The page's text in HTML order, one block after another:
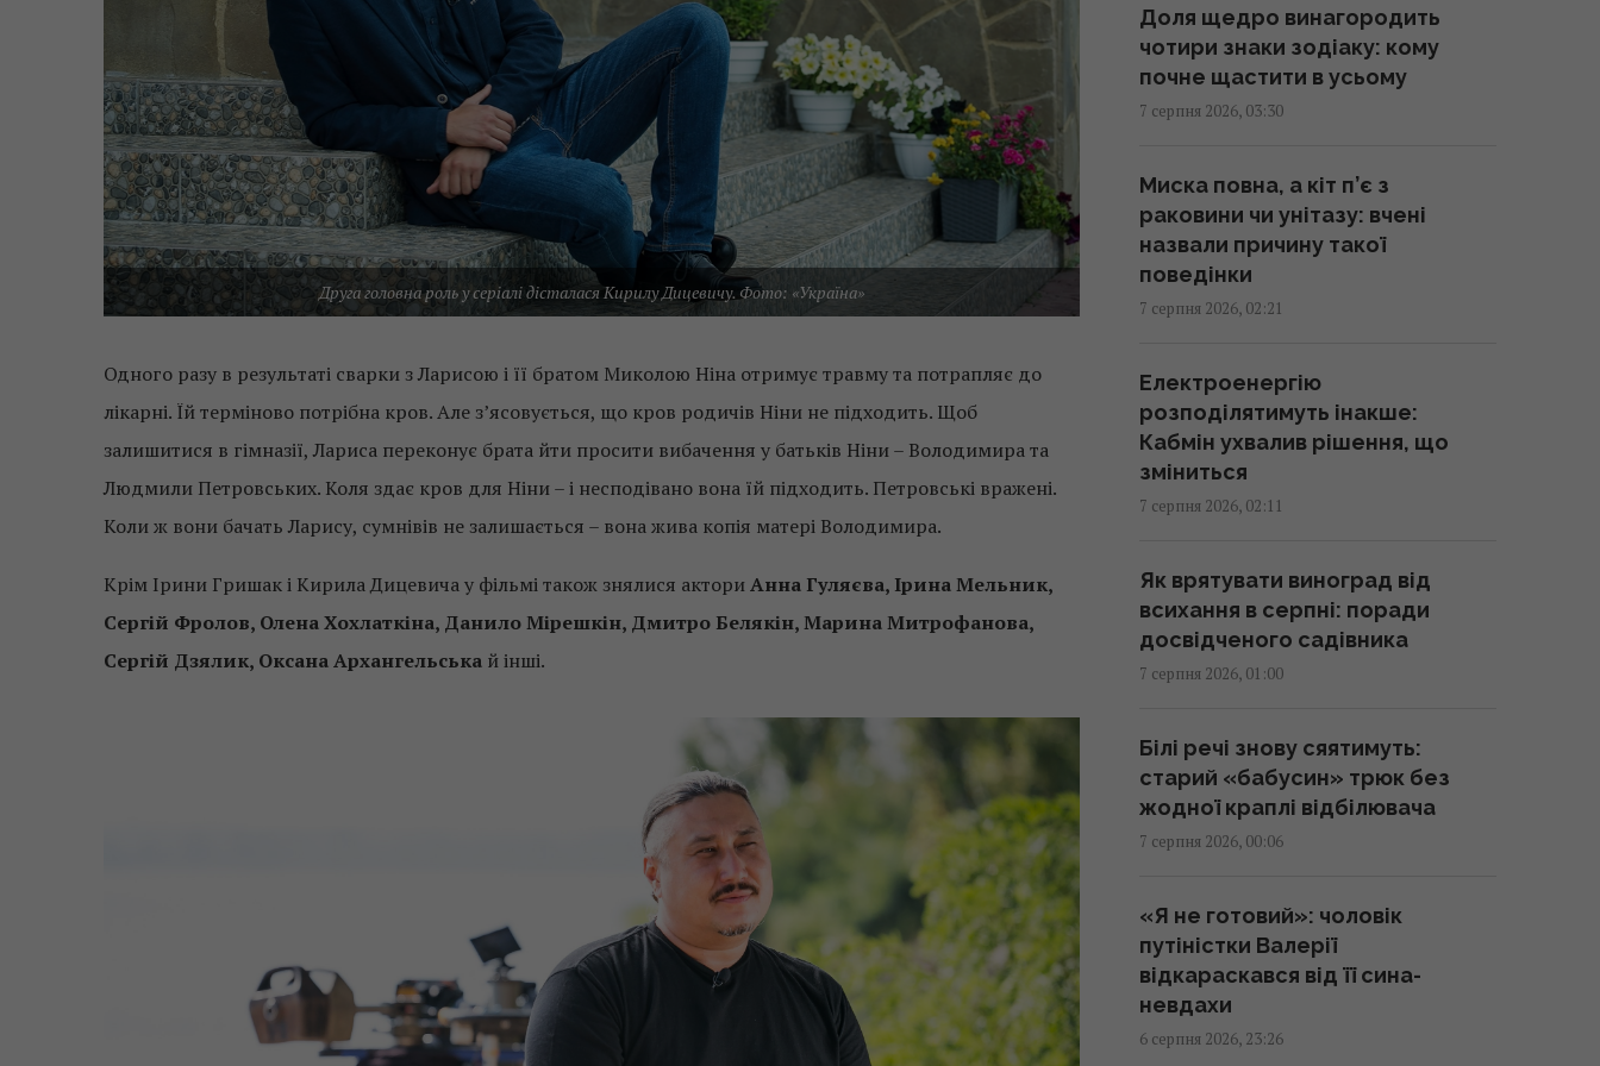
Друга головна роль у серіалі дісталася Кирилу Дицевичу. Фото: «Україна»
Одного разу в результаті сварки з Ларисою і її братом Миколою Ніна отримує травму та потрапляє до
лікарні. Їй терміново потрібна кров. Але з’ясовується, що кров родичів Ніни не підходить. Щоб
залишитися в гімназії, Лариса переконує брата йти просити вибачення у батьків Ніни – Володимира та
Людмили Петровських. Коля здає кров для Ніни – і несподівано вона їй підходить. Петровські вражені.
Коли ж вони бачать Ларису, сумнівів не залишається – вона жива копія матері Володимира.
Крім Ірини Гришак і Кирила Дицевича у фільмі також знялися акториАнна Гуляєва, Ірина Мельник,
Сергій Фролов, Олена Хохлаткіна, Данило Мірешкін, Дмитро Белякін, Марина Митрофанова,
Сергій Дзялик, Оксана Архангельська й інші.
04:37 п'ятниця, 07 серпня 2026
214 мільйонів років тому
04:31 п'ятниця, 07 серпня 2026
У чому полягає користь
волоських горіхів для серця,
В Генштабі ЗСУ повідомили, на
яку суму країни НАТО виділять
Україні військової допомоги
Кинджал Тутанхамона виявився
викуваним із позаземного
металу, - археологи
США запровадили нові санкції
проти Куби за співпрацю з
Китаєм та РФ, - Bloomberg
Як вибратися з багнюки на
автомобілі: названо простий
предмет у салоні, що може
допомогти
Доля щедро винагородить
чотири знаки зодіаку: кому
почне щастити в усьому
7 серпня 2026, 03:30
Миска повна, а кіт п’є з
раковини чи унітазу: вчені
назвали причину такої
поведінки
7 серпня 2026, 02:21
Електроенергію
розподілятимуть інакше:
Кабмін ухвалив рішення, що
зміниться
7 серпня 2026, 02:11
Як врятувати виноград від
всихання в серпні: поради
досвідченого садівника
7 серпня 2026, 01:00
Білі речі знову сяятимуть:
старий «бабусин» трюк без
жодної краплі відбілювача
7 серпня 2026, 00:06
«Я не готовий»: чоловік
путіністки Валерії
відкараскався від її сина-
невдахи
6 серпня 2026, 23:26